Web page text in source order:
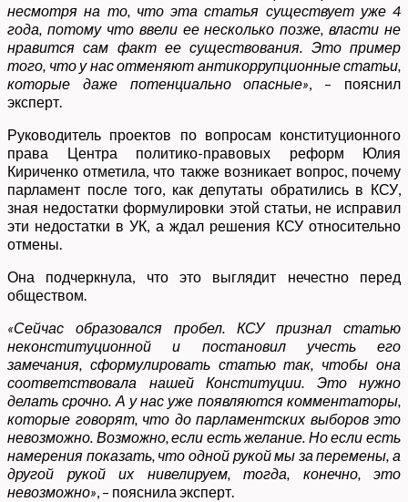
несмотря на то, что эта статья существует уже 4
года, потому что ввели ее несколько позже, власти не
нравится сам факт ее существования. Это пример
того, что у нас отменяют антикоррупционные статьи,
которые даже потенциально опасные», – пояснил
эксперт.
Руководитель проектов по вопросам конституционного
права Центра политико-правовых реформ Юлия
Кириченко отметила, что также возникает вопрос, почему
парламент после того, как депутаты обратились в КСУ,
зная недостатки формулировки этой статьи, не исправил
эти недостатки в УК, а ждал решения КСУ относительно
отмены.
Она подчеркнула, что это выглядит нечестно перед
обществом.
«Сейчас образовался пробел. КСУ признал статью
неконституционной и постановил учесть его
замечания, сформулировать статью так, чтобы она
соответствовала нашей Конституции. Это нужно
делать срочно. А у нас уже появляются комментаторы,
которые говорят, что до парламентских выборов это
невозможно. Возможно, если есть желание. Но если есть
намерения показать, что одной рукой мы за перемены, а
другой рукой их нивелируем, тогда, конечно, это
невозможно», – пояснила эксперт.